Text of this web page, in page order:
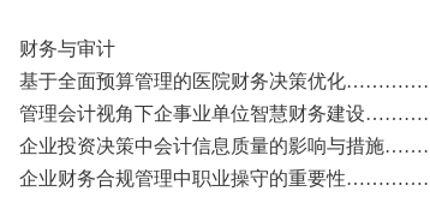
财务与审计
基于全面预算管理的医院财务决策优
管理会计视角下企事业单位智慧财
企业投资决策中会计信息质量的影响
企业财务合规管理中职业操守的重要